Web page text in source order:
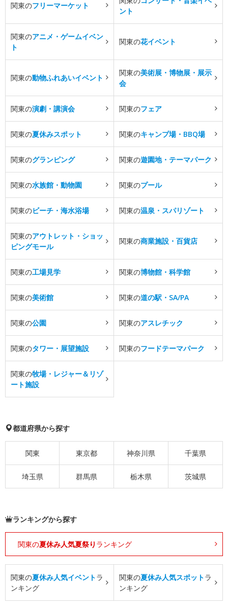
関東のフリーマーケット
ント
関東のアニメ・ゲームイベン
ト
関東の花イベント
関東の動物ふれあいイベント
関東の美術展・博物展・展示
会
関東の演劇・講演会 関東のフェア
関東の夏休みスポット 関東のキャンプ場・BBQ場
関東のグランピング 関東の遊園地・テーマパーク
関東の水族館・動物園 関東のプール
関東のビーチ・海水浴場 関東の温泉・スパリゾート
関東のアウトレット・ショッ
ピングモール
関東の商業施設・百貨店
関東の工場見学 関東の博物館・科学館
関東の美術館 関東の道の駅・SA/PA
関東の公園 関東のアスレチック
関東のタワー・展望施設 関東のフードテーマパーク
関東の牧場・レジャー＆リゾ
ート施設
都道府県から探す
関東 東京都 神奈川県 千葉県
埼玉県 群馬県 栃木県 茨城県
ランキングから探す
関東の夏休み人気夏祭り ランキング
関東の夏休み人気イベントラ
ンキング
関東の夏休み人気スポットラ
ンキング